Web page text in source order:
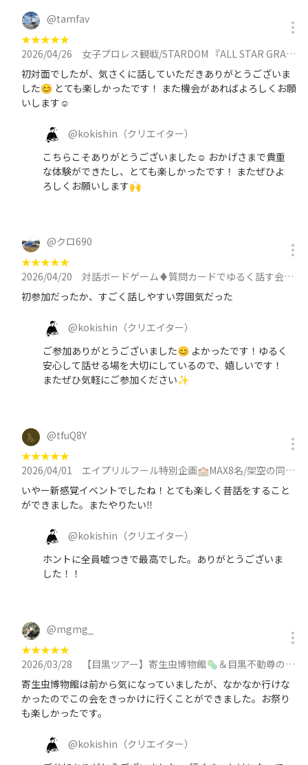
@tamfav
★★★★★
2026/04/26
女子プロレス観戦/STARDOM 『ALL STAR GRAND QUEENDOM 2026』年齢縛りなし/素人歓迎に参加
初対面でしたが、気さくに話していただきありがとうございま
した😊 とても楽しかったです！ また機会があればよろしくお願
いします☺️
@kokishin （クリエイター）
こちらこそありがとうございました☺️ おかげさまで貴重
な体験ができたし、とても楽しかったです！ またぜひよ
ろしくお願いします🙌
@クロ690
★★★★★
2026/04/20
対話ボードゲーム♦️質問カードでゆるく話す会♠少人数×同世代/ゲーム感覚でゆるく/初対面でも会話しやすいに参加
初参加だったか、すごく話しやすい雰囲気だった
@kokishin （クリエイター）
ご参加ありがとうございました😊 よかったです！ゆるく
安心して話せる場を大切にしているので、嬉しいです！
またぜひ気軽にご参加ください✨️
@tfuQ8Y
★★★★★
2026/04/01
エイプリルフール特別企画🏫MAX8名/架空の同級生とつくる即興あるあるトーク【虚構同窓会】に参加
いやー新感覚イベントでしたね！とても楽しく昔話をすること
ができました。またやりたい‼️
@kokishin （クリエイター）
ホントに全員嘘つきで最高でした。ありがとうございま
した！！
@mgmg_
★★★★★
2026/03/28
【目黒ツアー】寄生虫博物館🦠＆目黒不動尊の縁日へ行こう✨目黒寄生虫館/縁日/神社仏閣/お焚き上げ/街歩きに参加
寄生虫博物館は前から気になっていましたが、なかなか行けな
かったのでこの会をきっかけに行くことができました。お祭り
も楽しかったです。
@kokishin （クリエイター）